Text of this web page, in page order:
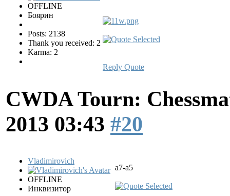
OFFLINE
Боярин
Posts: 2138
Thank you received: 2
Karma: 2
Reply Quote
CWDA Tourn:
2013 03:43 #20
Vladimirovich
OFFLINE
Инквизитор
а7-а5